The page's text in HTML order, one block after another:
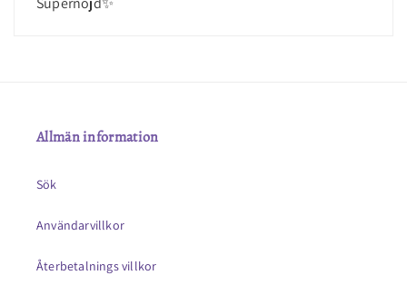
Allmän information
Sök
Användarvillkor
Återbetalnings villkor